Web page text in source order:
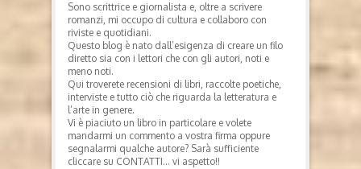
Sono scrittrice e giornalista e, oltre a scrivere
romanzi, mi occupo di cultura e collaboro con
riviste e quotidiani.
Questo blog è nato dall’esigenza di creare un filo
diretto sia con i lettori che con gli autori, noti e
meno noti.
Qui troverete recensioni di libri, raccolte poetiche,
interviste e tutto ciò che riguarda la letteratura e
l’arte in genere.
Vi è piaciuto un libro in particolare e volete
mandarmi un commento a vostra firma oppure
segnalarmi qualche autore? Sarà sufficiente
cliccare su CONTATTI… vi aspetto!!